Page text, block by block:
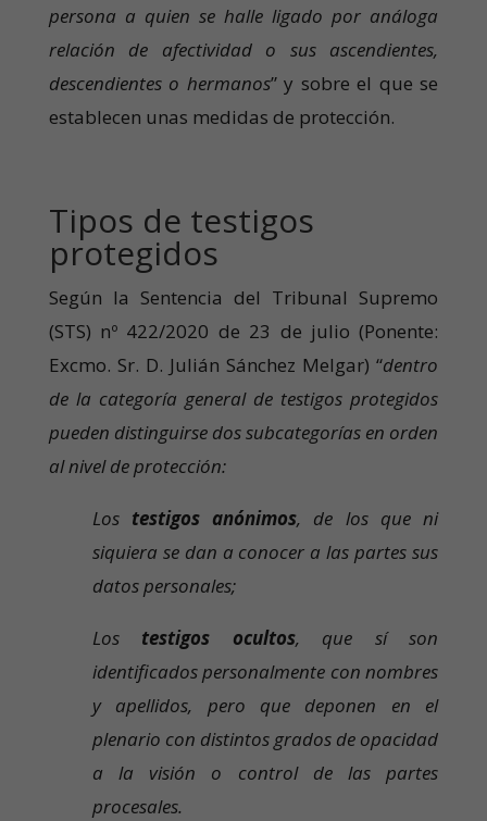
persona a quien se halle ligado por análoga
relación de afectividad o sus ascendientes,
descendientes o hermanos” y sobre el que se
establecen unas medidas de protección.
Tipos de testigos
protegidos
Según la Sentencia del Tribunal Supremo
(STS) nº 422/2020 de 23 de julio (Ponente:
Excmo. Sr. D. Julián Sánchez Melgar) “dentro
de la categoría general de testigos protegidos
pueden distinguirse dos subcategorías en orden
al nivel de protección:
Los testigos anónimos, de los que ni
siquiera se dan a conocer a las partes sus
datos personales;
Los testigos ocultos, que sí son
identificados personalmente con nombres
y apellidos, pero que deponen en el
plenario con distintos grados de opacidad
a la visión o control de las partes
procesales.